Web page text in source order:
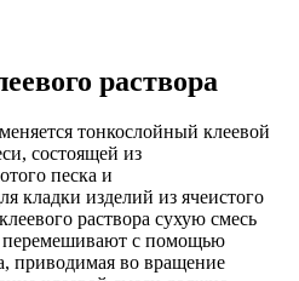
раствора
тонкослойный клеевой
состоящей из
песка и
кладки изделий из ячеистого
раствора сухую смесь
перемешивают с помощью
приводимая во вращение